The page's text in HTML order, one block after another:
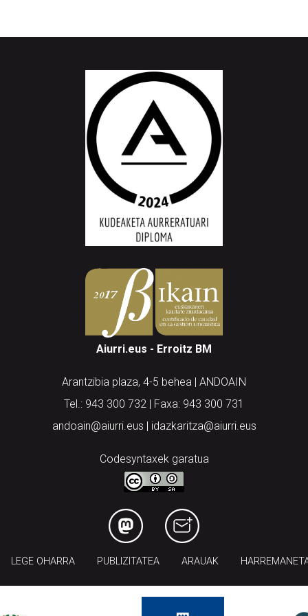
Aiurri.eus - Erroitz BM
Arantzibia plaza, 4-5 behea | ANDOAIN
Tel.: 943 300 732 | Faxa: 943 300 731
andoain@aiurri.eus | idazkaritza@aiurri.eus
Codesyntaxek garatua
LEGE OHARRA PUBLIZITATEA ARAUAK